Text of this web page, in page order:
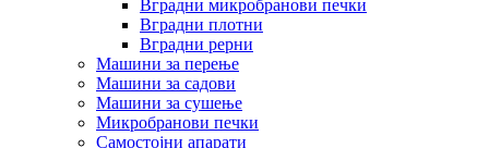
Вградни микробранови печки
Вградни плотни
Вградни рерни
Машини за перење
Машини за садови
Машини за сушење
Микробранови печки
Самостојни апарати